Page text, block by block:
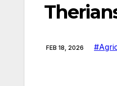
FEB 18, 2026